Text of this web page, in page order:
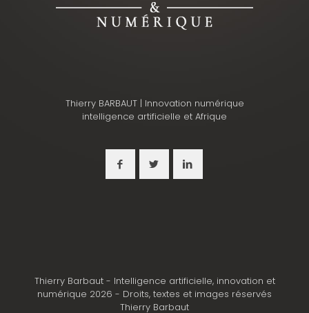
Thierry BARBAUT | Innovation numérique
intelligence artificielle et Afrique
Thierry Barbaut - Intelligence artificielle, innovation et
numérique 2026 - Droits, textes et images réservés
Thierry Barbaut